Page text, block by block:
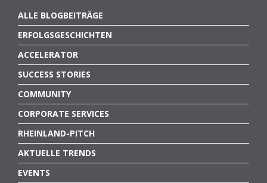
ALLE BLOGBEITRÄGE
ERFOLGSGESCHICHTEN
ACCELERATOR
SUCCESS STORIES
COMMUNITY
CORPORATE SERVICES
RHEINLAND-PITCH
AKTUELLE TRENDS
EVENTS